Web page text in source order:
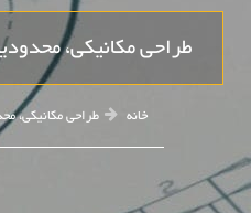
طراحی مکانیکی،
خانه طراحی مکانیکی،